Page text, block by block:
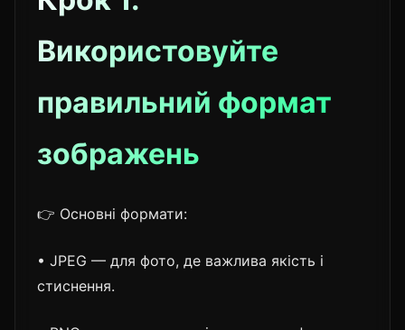
Використовуйте
правильний формат
зображень
👉 Основні формати:
• JPEG — для фото, де важлива якість і
стиснення.